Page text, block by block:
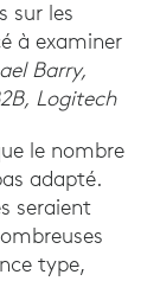
sur les
à examiner
Barry,
Logitech
le nombre
adapté.
seraient
type,